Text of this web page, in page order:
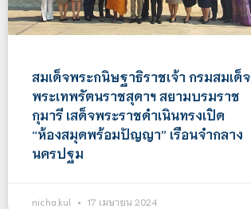
สมเด็จพระกนิษฐาธิราชเจ้า กรมสมเด็จ
พระเทพรัตนราชสุดาฯ สยามบรมราช
กุมารี เสด็จพระราชดำเนินทรงเปิด
“ห้องสมุดพร้อมปัญญา” เรือนจำกลาง
นครปฐม
nicha.kul 17 เมษายน 2024